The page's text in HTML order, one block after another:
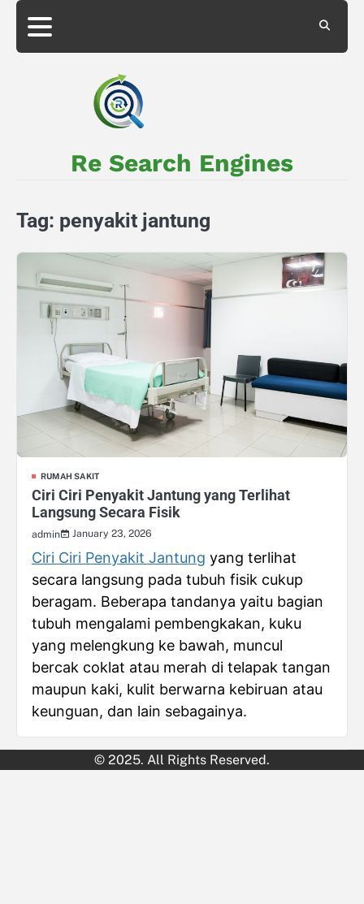
Skip
content
About
Privacy
Re Search Engines
Tag: penyakit jantung
RUMAH SAKIT
Ciri Ciri Penyakit Jantung yang Terlihat
Langsung Secara Fisik
admin January 23, 2026
Ciri Ciri Penyakit Jantung yang terlihat
secara langsung pada tubuh fisik cukup
beragam. Beberapa tandanya yaitu bagian
tubuh mengalami pembengkakan, kuku
yang melengkung ke bawah, muncul
bercak coklat atau merah di telapak tangan
maupun kaki, kulit berwarna kebiruan atau
keunguan, dan lain sebagainya.
© 2025. All Rights Reserved.